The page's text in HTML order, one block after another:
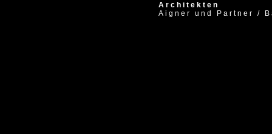
Architekten
Aigner und Partner /